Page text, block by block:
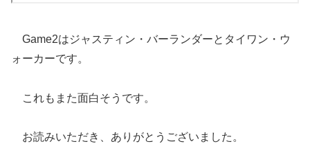
Game2はジャスティン・バーランダーとタイワン・ウ
ォーカーです。
これもまた面白そうです。
お読みいただき、ありがとうございました。